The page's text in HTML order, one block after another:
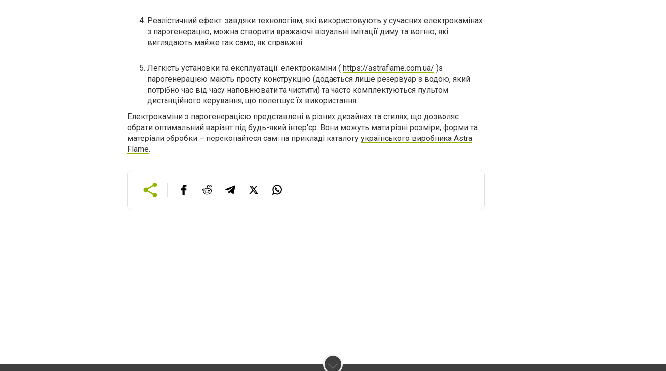
Реалістичний ефект: завдяки технологіям, які використовують у сучасних електрокамінах
з парогенерацію, можна створити вражаючі візуальні імітації диму та вогню, які
виглядають майже так само, як справжні.
Легкість установки та експлуатації: електрокаміни ( https://astraflame.com.ua/ )з
парогенерацією мають просту конструкцію (додається лише резервуар з водою, який
потрібно час від часу наповнювати та чистити) та часто комплектуються пультом
дистанційного керування, що полегшує їх використання.
Електрокаміни з парогенерацією представлені в різних дизайнах та стилях, що дозволяє
обрати оптимальний варіант під будь-який інтер'єр. Вони можуть мати різні розміри, форми та
матеріали обробки – переконайтеся самі на прикладі каталогу українського виробника Astra
Flame.